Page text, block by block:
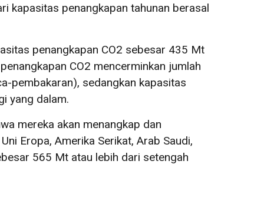
kapasitas penangkapan tahunan berasal
penangkapan CO2 sebesar 435 Mt
CO2 mencerminkan jumlah
pembakaran), sedangkan kapasitas
yang dalam.
mereka akan menangkap dan
Eropa, Amerika Serikat, Arab Saudi,
565 Mt atau lebih dari setengah